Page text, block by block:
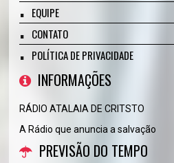
EQUIPE
CONTATO
POLÍTICA DE PRIVACIDADE
INFORMAÇÕES
RÁDIO ATALAIA DE CRITSTO
A Rádio que anuncia a salvação
PREVISÃO DO TEMPO